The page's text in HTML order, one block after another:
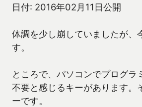
日付: 2016年02月11日公開
体調を少し崩していましたが、
す。
ところで、パソコンでプログラ
不要と感じるキーがあります。
ーです。